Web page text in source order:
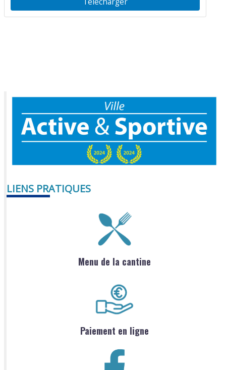
LIENS PRATIQUES
Menu de la cantine
Paiement en ligne